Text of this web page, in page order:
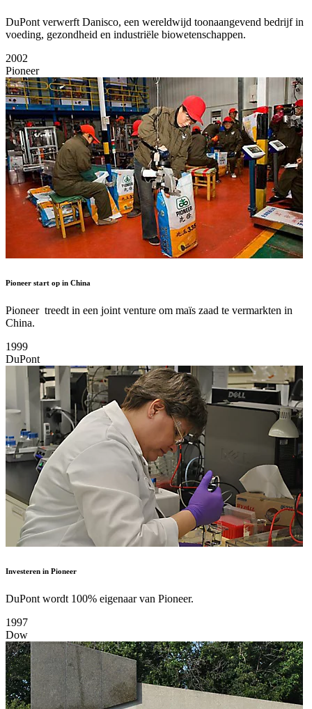
DuPont verwerft Danisco, een wereldwijd toonaangevend bedrijf in
voeding, gezondheid en industriële biowetenschappen.
2002
Pioneer
Pioneer start op in China
Pioneer treedt in een joint venture om maïs zaad te vermarkten in
China.
1999
DuPont
Investeren in Pioneer
DuPont wordt 100% eigenaar van Pioneer.
1997
Dow